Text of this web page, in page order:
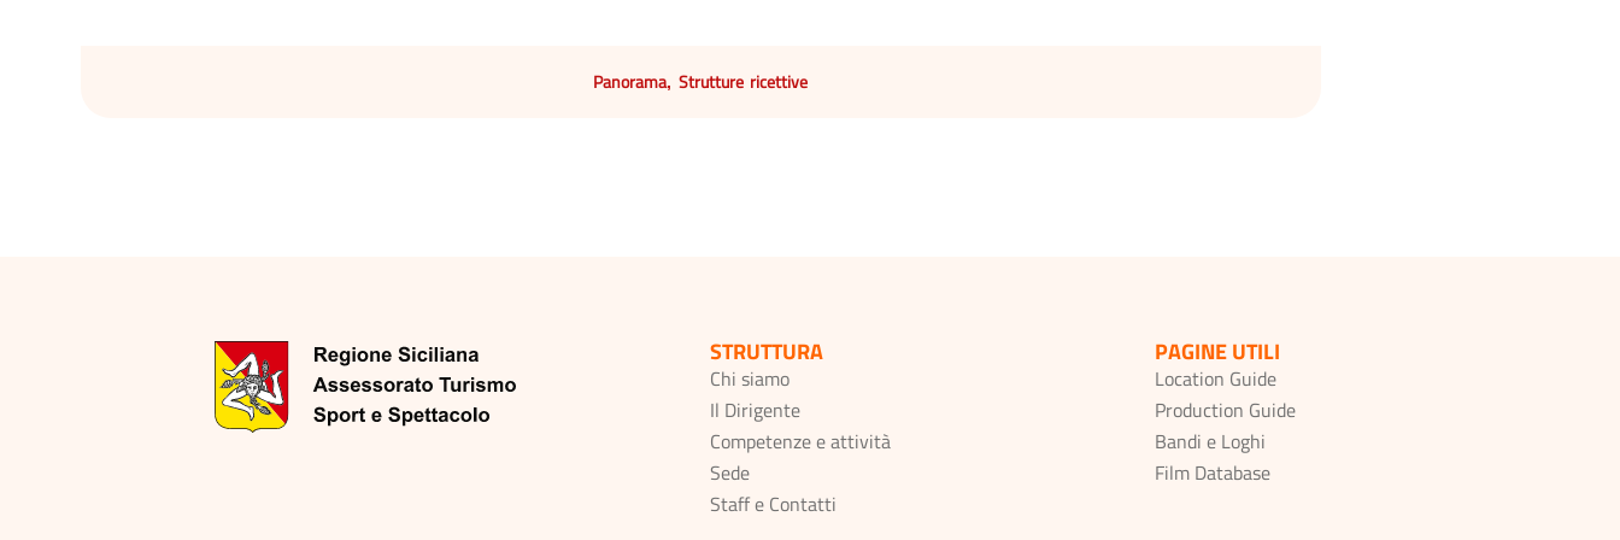
Panorama,Strutture ricettive
STRUTTURA
Chi siamo
Il Dirigente
Competenze e attività
Sede
Staff e Contatti
PAGINE UTILI
Location Guide
Production Guide
Bandi e Loghi
Film Database